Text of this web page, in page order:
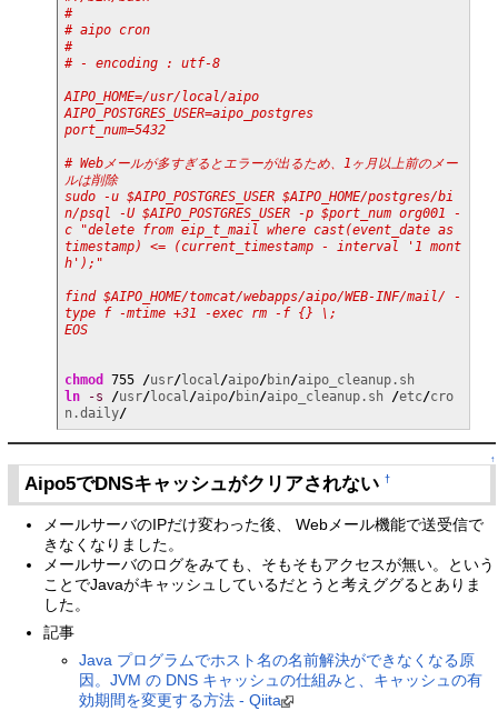
#
# aipo cron
#
# - encoding : utf-8
AIPO_HOME=/usr/local/aipo
AIPO_POSTGRES_USER=aipo_postgres
port_num=5432
# Webメールが多すぎるとエラーが出るため、1ヶ月以上前のメー
ルは削除
sudo -u $AIPO_POSTGRES_USER $AIPO_HOME/postgres/bi
n/psql -U $AIPO_POSTGRES_USER -p $port_num org001 -
c "delete from eip_t_mail where cast(event_date as
timestamp) <= (current_timestamp - interval '1 mont
h');"
find $AIPO_HOME/tomcat/webapps/aipo/WEB-INF/mail/ -
type f -mtime +31 -exec rm -f {} \;
EOS
chmod 755 /usr/local /aipo/bin/
aipo_cleanup.sh
ln
-s /usr/local /aipo/bin/aipo_cleanup.sh /etc/cro
n.daily/
↑
Aipo5でDNSキャッシュがクリアされない†
メールサーバのIPだけ変わった後、 Webメール機能で送受信で
きなくなりました。
メールサーバのログをみても、そもそもアクセスが無い。という
ことでJavaがキャッシュしているだとうと考えググるとありま
した。
記事
Java プログラムでホスト名の名前解決ができなくなる原
因。JVM の DNS キャッシュの仕組みと、キャッシュの有
効期間を変更する方法 - Qiita